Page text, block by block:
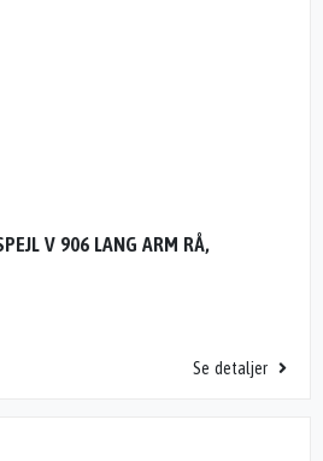
V 906 LANG ARM RÅ,
Se detaljer